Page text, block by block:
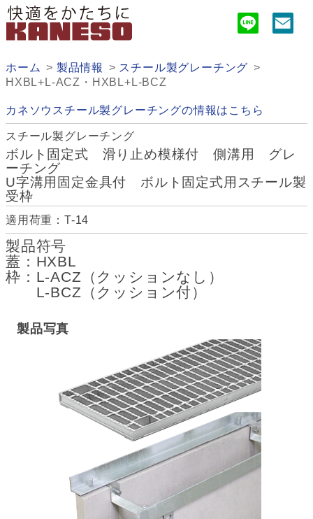
ホーム 製品情報
スチール製グレーチング
HXBL+L-ACZ・HXBL+L-BCZ
カネソウスチール製グレーチングの情報はこちら
スチール製グレーチング
ボルト固定式 滑り止め模様付 側溝用 グレ
ーチング
U字溝用固定金具付 ボルト固定式用スチール製
受枠
適用荷重：T-14
製品符号
蓋：HXBL
枠：L-ACZ（クッションなし）
L-BCZ（クッション付）
製品写真